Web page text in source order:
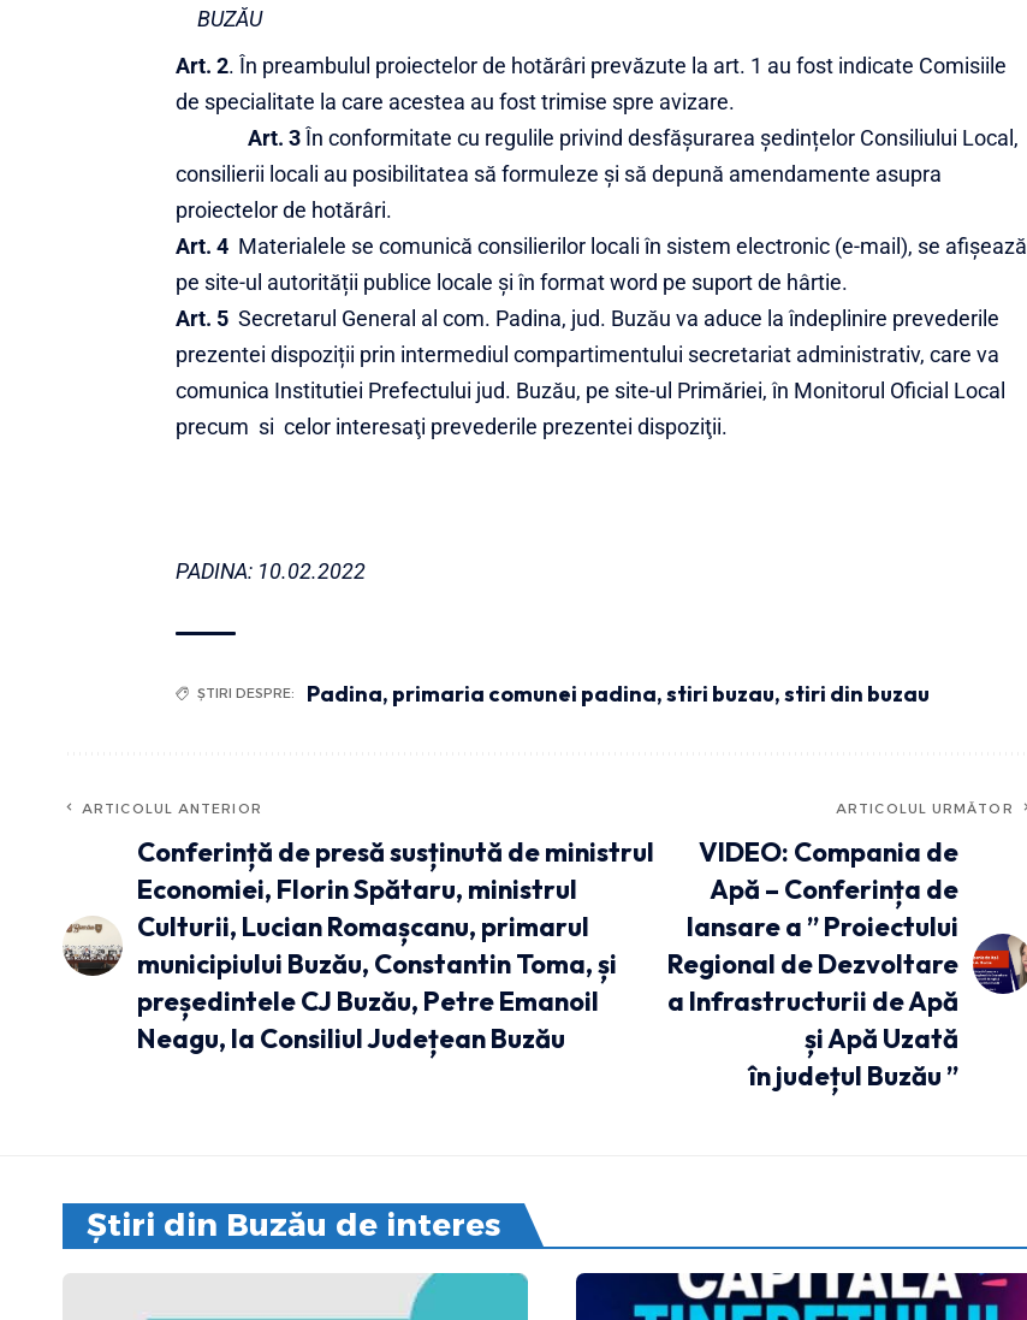
BUZĂU
Art. 2. În preambulul proiectelor de hotărâri prevăzute la art. 1 au fost indicate Comisiile
de specialitate la care acestea au fost trimise spre avizare.
Art. 3În conformitate cu regulile privind desfășurarea ședințelor Consiliului Local,
consilierii locali au posibilitatea să formuleze și să depună amendamente asupra
proiectelor de hotărâri.
Art. 4 Materialele se comunică consilierilor locali în sistem electronic (e-mail), se afișează
pe site-ul autorității publice locale și în format word pe suport de hârtie.
Art. 5 Secretarul General al com. Padina, jud. Buzău va aduce la îndeplinire prevederile
prezentei dispoziții prin intermediul compartimentului secretariat administrativ, care va
comunica Institutiei Prefectului jud. Buzău, pe site-ul Primăriei, în Monitorul Oficial Local
precum si celor interesaţi prevederile prezentei dispoziţii.
PADINA: 10.02.2022
ȘTIRI DESPRE: Padina, primaria comunei padina,stiri buzau,stiri din buzau
ARTICOLUL ANTERIOR
Conferință de presă susținută de ministrul
Economiei, Florin Spătaru, ministrul
Culturii, Lucian Romașcanu, primarul
municipiului Buzău, Constantin Toma, și
președintele CJ Buzău, Petre Emanoil
Neagu, la Consiliul Județean Buzău
ARTICOLUL URMĂTOR
VIDEO: Compania de
Apă – Conferința de
lansare a ” Proiectului
Regional de Dezvoltare
a Infrastructurii de Apă
și Apă Uzată
în județul Buzău ”
Știri din Buzău de interes